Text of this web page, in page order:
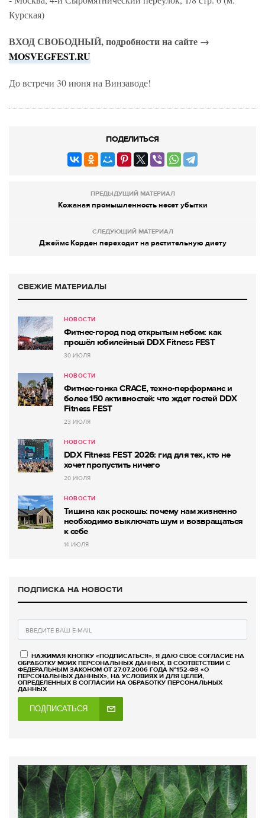
Курская)
ВХОД СВОБОДНЫЙ, подробности на сайте →
MOSVEGFEST.RU
До встречи 30 июня на Винзаводе!
ПОДЕЛИТЬСЯ
ПРЕДЫДУЩИЙ МАТЕРИАЛ
Кожаная промышленность несет убытки
СЛЕДУЮЩИЙ МАТЕРИАЛ
Джеймс Корден переходит на растительную диету
СВЕЖИЕ МАТЕРИАЛЫ
НОВОСТИ
Фитнес-город под открытым небом: как
прошёл юбилейный DDX Fitness FEST
30 ИЮЛЯ
НОВОСТИ
Фитнес-гонка CRACE, техно-перформанс и
более 150 активностей: что ждет гостей DDX
Fitness FEST
23 ИЮЛЯ
НОВОСТИ
DDX Fitness FEST 2026: гид для тех, кто не
хочет пропустить ничего
20 ИЮЛЯ
НОВОСТИ
Тишина как роскошь: почему нам жизненно
необходимо выключать шум и возвращаться
к себе
14 ИЮЛЯ
ПОДПИСКА НА НОВОСТИ
НАЖИМАЯ КНОПКУ «ПОДПИСАТЬСЯ», Я ДАЮ СВОЕ СОГЛАСИЕ НА
ОБРАБОТКУ МОИХ ПЕРСОНАЛЬНЫХ ДАННЫХ, В СООТВЕТСТВИИ С
ФЕДЕРАЛЬНЫМ ЗАКОНОМ ОТ 27.07.2006 ГОДА №152-ФЗ «О
ПЕРСОНАЛЬНЫХ ДАННЫХ», НА УСЛОВИЯХ И ДЛЯ ЦЕЛЕЙ,
ОПРЕДЕЛЕННЫХ В СОГЛАСИИ НА ОБРАБОТКУ ПЕРСОНАЛЬНЫХ
ДАННЫХ
ПОДПИСАТЬСЯ